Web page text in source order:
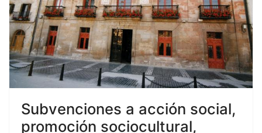
Subvenciones a acción social,
promoción sociocultural,